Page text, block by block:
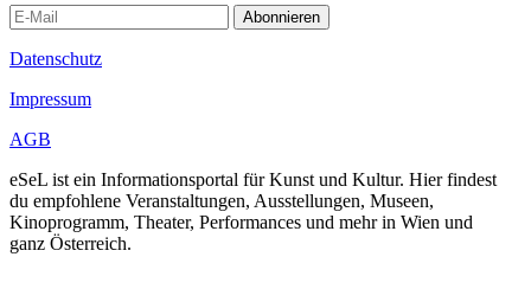
Abonnieren
Datenschutz
Impressum
AGB
eSeL ist ein Informationsportal für Kunst und Kultur. Hier findest
du empfohlene Veranstaltungen, Ausstellungen, Museen,
Kinoprogramm, Theater, Performances und mehr in Wien und
ganz Österreich.